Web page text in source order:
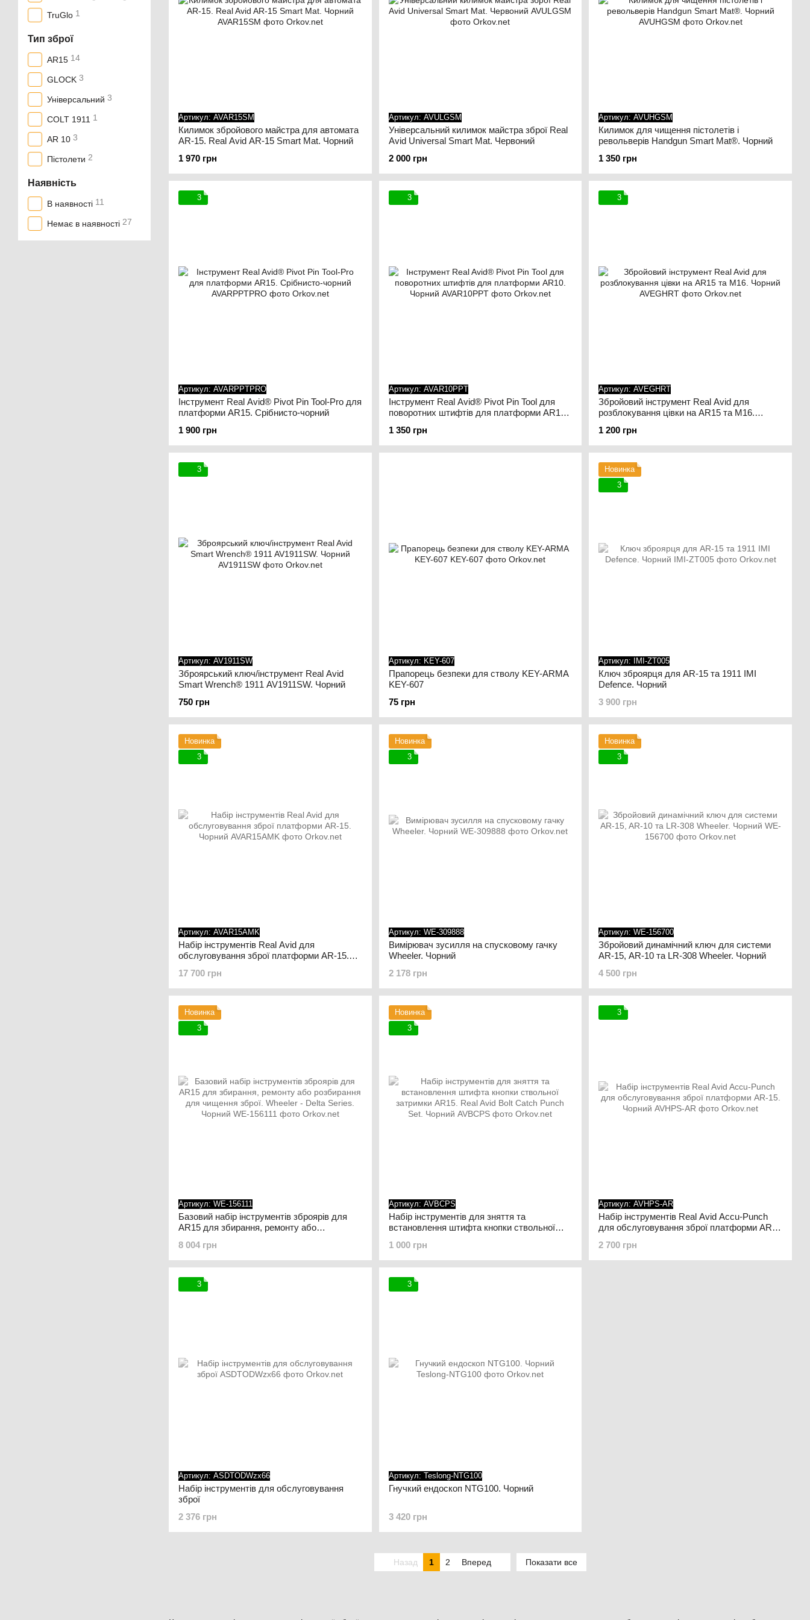
Артикул: AVAR15SM
Килимок збройового майстра для автомата
AR-15. Real Avid AR-15 Smart Mat. Чорний
1 970 грн
Артикул: AVULGSM
Універсальний килимок майстра зброї Real
Avid Universal Smart Mat. Червоний
2 000 грн
Артикул: AVUHGSM
Килимок для чищення пістолетів і
револьверів Handgun Smart Mat®. Чорний
1 350 грн
3
Артикул: AVARPPTPRO
Інструмент Real Avid® Pivot Pin Tool-Pro для
платформи AR15. Срібнисто-чорний
1 900 грн
3
Артикул: AVAR10PPT
Інструмент Real Avid® Pivot Pin Tool для
поворотних штифтів для платформи AR10.
1 350 грн
3
Артикул: AVEGHRT
Збройовий інструмент Real Avid для
розблокування цівки на AR15 та M16.
1 200 грн
3
Артикул: AV1911SW
Зброярський ключ/інструмент Real Avid
Smart Wrench® 1911 AV1911SW. Чорний
750 грн
Артикул: KEY-607
Прапорець безпеки для стволу KEY-ARMA
KEY-607
75 грн
Новинка
3
Артикул: IMI-ZT005
Ключ зброярця для AR-15 та 1911 IMI
Defence. Чорний
3 900 грн
Новинка
3
Артикул: AVAR15AMK
Набір інструментів Real Avid для
обслуговування зброї платформи AR-15.
17 700 грн
Новинка
3
Артикул: WE-309888
Вимірювач зусилля на спусковому гачку
Wheeler. Чорний
2 178 грн
Новинка
3
Артикул: WE-156700
Збройовий динамічний ключ для системи
AR-15, AR-10 та LR-308 Wheeler. Чорний
4 500 грн
Новинка
3
Артикул: WE-156111
Базовий набір інструментів зброярів для
AR15 для збирання, ремонту або
Delta Series. Чорний
8 004 грн
Новинка
3
Артикул: AVBCPS
Набір інструментів для зняття та
встановлення штифта кнопки ствольної
Set. Чорний
1 000 грн
3
Артикул: AVHPS-AR
Набір інструментів Real Avid Accu-Punch
для обслуговування зброї платформи AR-
2 700 грн
3
Артикул: ASDTODWzx66
Набір інструментів для обслуговування
зброї
2 376 грн
3
Артикул: Teslong-NTG100
Гнучкий ендоскоп NTG100. Чорний
3 420 грн
Назад 1 2 Вперед Показати все
TruGlo 1
Тип зброї
AR15 14
GLOCK 3
Універсальний 3
COLT 1911 1
AR 10 3
Пістолети 2
Наявність
В наявності 11
Немає в наявності 27